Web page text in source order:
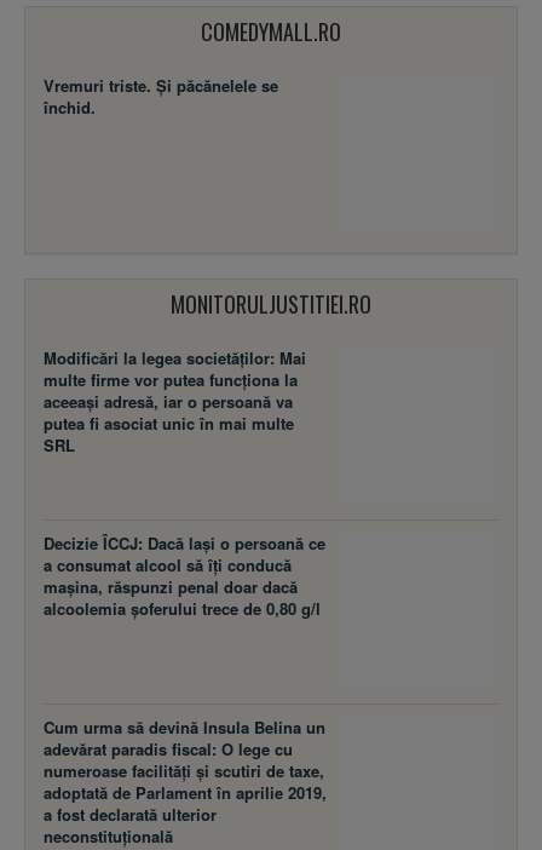
COMEDYMALL.RO
Vremuri triste. Şi păcănelele se
închid.
MONITORULJUSTITIEI.RO
Modificări la legea societăţilor: Mai
multe firme vor putea funcţiona la
aceeaşi adresă, iar o persoană va
putea fi asociat unic în mai multe
SRL
Decizie ÎCCJ: Dacă laşi o persoană ce
a consumat alcool să îţi conducă
maşina, răspunzi penal doar dacă
alcoolemia şoferului trece de 0,80 g/l
Cum urma să devină Insula Belina un
adevărat paradis fiscal: O lege cu
numeroase facilităţi şi scutiri de taxe,
adoptată de Parlament în aprilie 2019,
a fost declarată ulterior
neconstituţională